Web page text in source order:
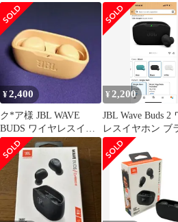
IP54防水防塵
¥2,400
ク*ア様 JBL WAVE
BUDS ワイヤレスイヤ
ホン
¥2,200
JBL Wave Buds 2
レスイヤホン ブ